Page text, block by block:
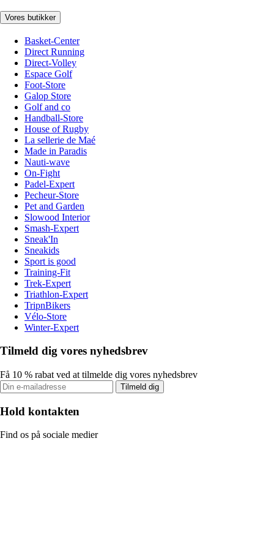
Vores butikker
Basket-Center
Direct Running
Direct-Volley
Espace Golf
Foot-Store
Galop Store
Golf and co
Handball-Store
House of Rugby
La sellerie de Maé
Made in Paradis
Nauti-wave
On-Fight
Padel-Expert
Pecheur-Store
Pet and Garden
Slowood Interior
Smash-Expert
Sneak'In
Sneakids
Sport is good
Training-Fit
Trek-Expert
Triathlon-Expert
TripnBikers
Vélo-Store
Winter-Expert
Tilmeld dig vores nyhedsbrev
Få 10 % rabat ved at tilmelde dig vores nyhedsbrev
Tilmeld dig
Hold kontakten
Find os på sociale medier